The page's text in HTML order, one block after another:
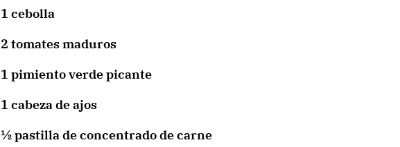
1 cebolla
2 tomates maduros
1 pimiento verde picante
1 cabeza de ajos
½ pastilla de concentrado de carne